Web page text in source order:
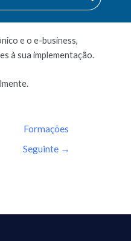
e o e-business,
à sua implementação.
Formações
Seguinte →